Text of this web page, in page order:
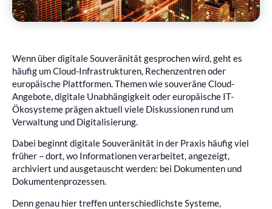
Wenn über digitale Souveränität gesprochen wird, geht es
häufig um Cloud-Infrastrukturen, Rechenzentren oder
europäische Plattformen. Themen wie souveräne Cloud-
Angebote, digitale Unabhängigkeit oder europäische IT-
Ökosysteme prägen aktuell viele Diskussionen rund um
Verwaltung und Digitalisierung.
Dabei beginnt digitale Souveränität in der Praxis häufig viel
früher – dort, wo Informationen verarbeitet, angezeigt,
archiviert und ausgetauscht werden: bei Dokumenten und
Dokumentenprozessen.
Denn genau hier treffen unterschiedlichste Systeme,